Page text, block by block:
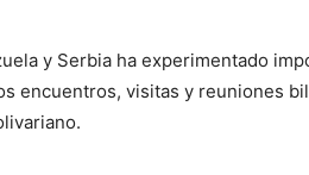
y Serbia ha experimentado
encuentros, visitas y reuniones